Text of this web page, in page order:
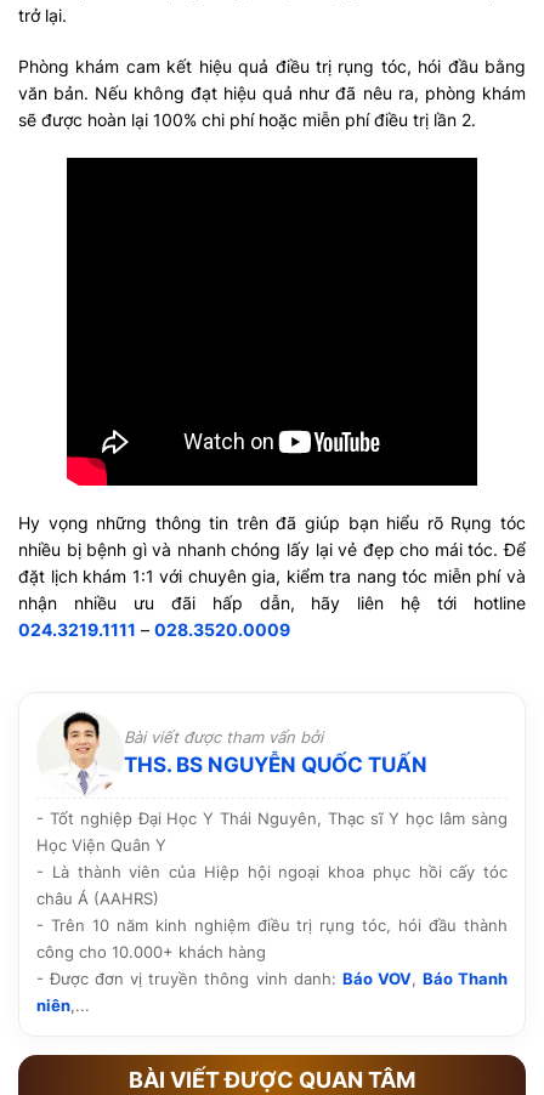
trở lại.
Phòng khám cam kết hiệu quả điều trị rụng tóc, hói đầu bằng
văn bản. Nếu không đạt hiệu quả như đã nêu ra, phòng khám
sẽ được hoàn lại 100% chi phí hoặc miễn phí điều trị lần 2.
Hy vọng những thông tin trên đã giúp bạn hiểu rõ Rụng tóc
nhiều bị bệnh gì và nhanh chóng lấy lại vẻ đẹp cho mái tóc. Để
đặt lịch khám 1:1 với chuyên gia, kiểm tra nang tóc miễn phí và
nhận nhiều ưu đãi hấp dẫn, hãy liên hệ tới hotline
024.3219.1111 – 028.3520.0009
Bài viết được tham vấn bởi
THS. BS NGUYỄN QUỐC TUẤN
- Tốt nghiệp Đại Học Y Thái Nguyên, Thạc sĩ Y học lâm sàng
Học Viện Quân Y
- Là thành viên của Hiệp hội ngoại khoa phục hồi cấy tóc
châu Á (AAHRS)
- Trên 10 năm kinh nghiệm điều trị rụng tóc, hói đầu thành
công cho 10.000+ khách hàng
- Được đơn vị truyền thông vinh danh: Báo VOV, Báo Thanh
niên,...
BÀI VIẾT ĐƯỢC QUAN TÂM